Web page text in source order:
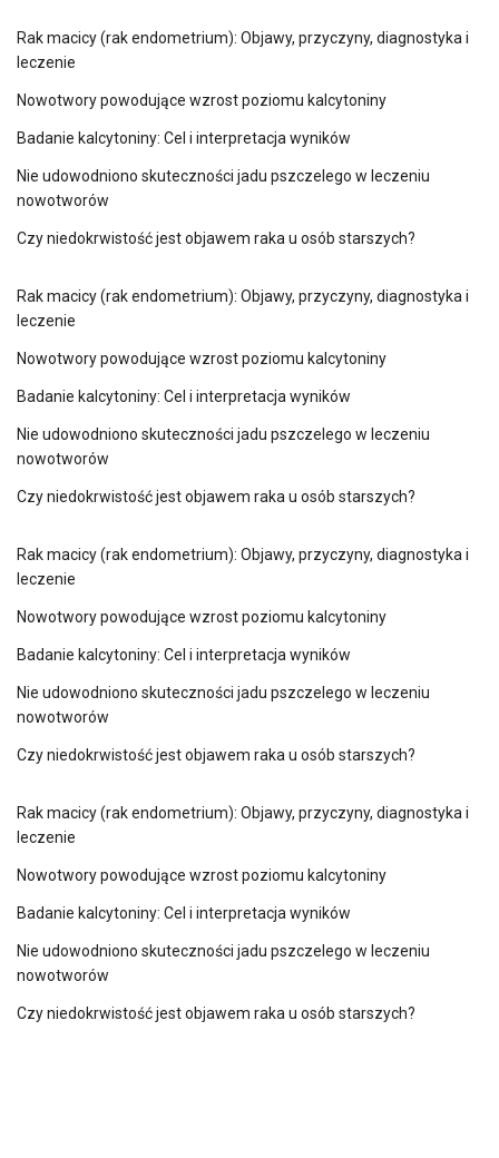
Rak macicy (rak endometrium): Objawy, przyczyny, diagnostyka i
leczenie
Nowotwory powodujące wzrost poziomu kalcytoniny
Badanie kalcytoniny: Cel i interpretacja wyników
Nie udowodniono skuteczności jadu pszczelego w leczeniu
nowotworów
Czy niedokrwistość jest objawem raka u osób starszych?
Rak macicy (rak endometrium): Objawy, przyczyny, diagnostyka i
leczenie
Nowotwory powodujące wzrost poziomu kalcytoniny
Badanie kalcytoniny: Cel i interpretacja wyników
Nie udowodniono skuteczności jadu pszczelego w leczeniu
nowotworów
Czy niedokrwistość jest objawem raka u osób starszych?
Rak macicy (rak endometrium): Objawy, przyczyny, diagnostyka i
leczenie
Nowotwory powodujące wzrost poziomu kalcytoniny
Badanie kalcytoniny: Cel i interpretacja wyników
Nie udowodniono skuteczności jadu pszczelego w leczeniu
nowotworów
Czy niedokrwistość jest objawem raka u osób starszych?
Rak macicy (rak endometrium): Objawy, przyczyny, diagnostyka i
leczenie
Nowotwory powodujące wzrost poziomu kalcytoniny
Badanie kalcytoniny: Cel i interpretacja wyników
Nie udowodniono skuteczności jadu pszczelego w leczeniu
nowotworów
Czy niedokrwistość jest objawem raka u osób starszych?